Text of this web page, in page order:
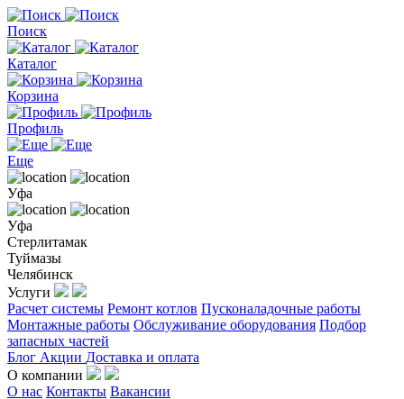
Поиск
Каталог
Корзина
Профиль
Еще
Уфа
Уфа
Стерлитамак
Туймазы
Челябинск
Услуги
Расчет системы Ремонт котлов Пусконаладочные работы
Монтажные работы Обслуживание оборудования Подбор
запасных частей
Блог Акции Доставка и оплата
О компании
О нас Контакты Вакансии